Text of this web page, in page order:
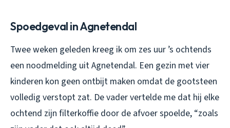
Spoedgeval in Agnetendal
Twee weken geleden kreeg ik om zes uur ’s ochtends
een noodmelding uit Agnetendal. Een gezin met vier
kinderen kon geen ontbijt maken omdat de gootsteen
volledig verstopt zat. De vader vertelde me dat hij elke
ochtend zijn filterkoffie door de afvoer spoelde, “zoals